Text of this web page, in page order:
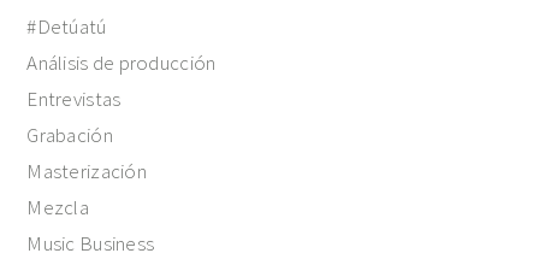
#Detúatú
Análisis de producción
Entrevistas
Grabación
Masterización
Mezcla
Music Business